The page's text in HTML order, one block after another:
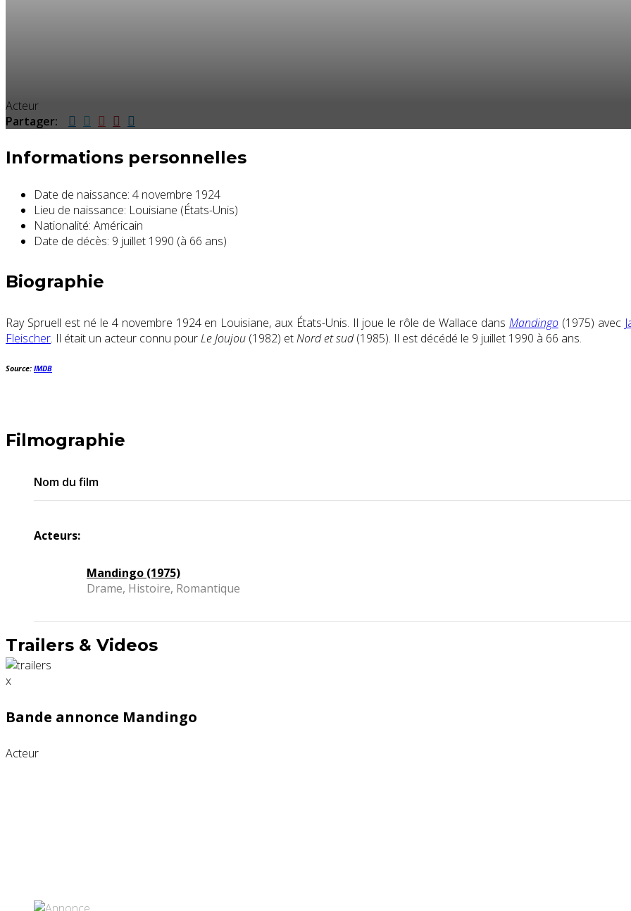
Acteur
Partager:
Informations personnelles
Date de naissance: 4 novembre 1924
Lieu de naissance: Louisiane (États-Unis)
Nationalité: Américain
Date de décès: 9 juillet 1990 (à 66 ans)
Biographie
Ray Spruell est né le 4 novembre 1924 en Louisiane, aux États-Unis. Il joue le rôle de Wallace dans Mandingo(1975) avec
Fleischer. Il était un acteur connu pourLe Joujou (1982) etNord et sud(1985). Il est décédé le 9 juillet 1990 à 66 ans.
Source: IMDB
Filmographie
Nom du film
Acteurs:
Mandingo (1975)
Drame, Histoire, Romantique
Trailers & Videos
x
Bande annonce Mandingo
Acteur